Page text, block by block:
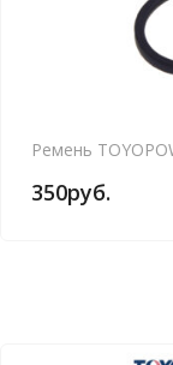
Ремень
350руб.